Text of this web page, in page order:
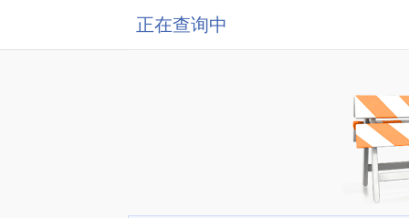
正在查询中